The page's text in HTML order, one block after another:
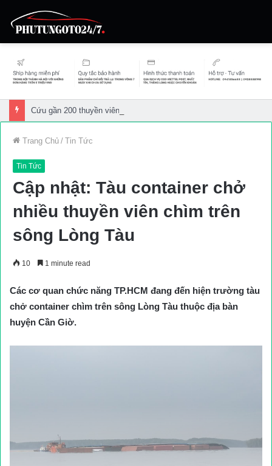
Cứu gần 200 thuyền viên gặp sự cố trên biển
Trang Chủ / Tin Tức
Tin Tức
Cập nhật: Tàu container chở
nhiều thuyền viên chìm trên
sông Lòng Tàu
10 1 minute read
Các cơ quan chức năng TP.HCM đang đến hiện trường tàu
chở container chìm trên sông Lòng Tàu thuộc địa bàn
huyện Cần Giờ.